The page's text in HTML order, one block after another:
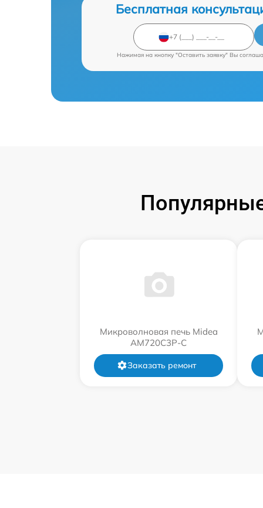
Бесплатная
Нажимая на кнопку "Оставить заявку" Вы
Микроволновая печь Midea
AM720C3P-C
Заказать ремонт